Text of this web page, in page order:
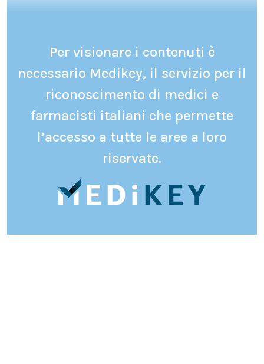
Per visionare i contenuti è
necessario Medikey, il servizio per il
riconoscimento di medici e
farmacisti italiani che permette
l’accesso a tutte le aree a loro
riservate.